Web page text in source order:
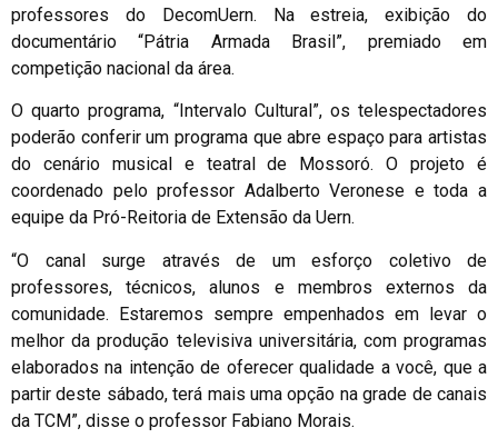
professores do DecomUern. Na estreia, exibição do
documentário “Pátria Armada Brasil”, premiado em
competição nacional da área.
O quarto programa, “Intervalo Cultural”, os telespectadores
poderão conferir um programa que abre espaço para artistas
do cenário musical e teatral de Mossoró. O projeto é
coordenado pelo professor Adalberto Veronese e toda a
equipe da Pró-Reitoria de Extensão da Uern.
“O canal surge através de um esforço coletivo de
professores, técnicos, alunos e membros externos da
comunidade. Estaremos sempre empenhados em levar o
melhor da produção televisiva universitária, com programas
elaborados na intenção de oferecer qualidade a você, que a
partir deste sábado, terá mais uma opção na grade de canais
da TCM”, disse o professor Fabiano Morais.